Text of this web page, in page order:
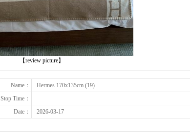
【review picture】
Name：
Hermes 170x135cm (19)
Stop Time：
Date：
2026-03-17